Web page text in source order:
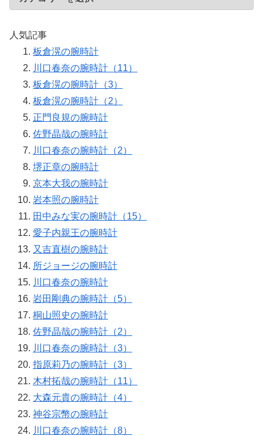
人気記事
板倉滉の腕時計
川口春奈の腕時計（11）
板倉滉の腕時計（3）
板倉滉の腕時計（2）
正門良規の腕時計
佐野晶哉の腕時計
川口春奈の腕時計（2）
堺正章の腕時計
京本大我の腕時計
岩本照の腕時計
田中みな実の腕時計（15）
愛子内親王の腕時計
又吉直樹の腕時計
所ジョージの腕時計
川口春奈の腕時計
岩田剛典の腕時計（5）
桐山照史の腕時計
佐野晶哉の腕時計（2）
川口春奈の腕時計（3）
指原莉乃の腕時計（3）
木村拓哉の腕時計（11）
大森元貴の腕時計（4）
神谷宗幣の腕時計
川口春奈の腕時計（8）